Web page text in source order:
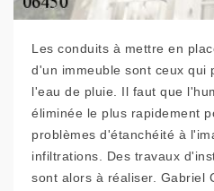
Les conduits à mettre en
d'un immeuble sont ceux qui
l'eau de pluie. Il faut que
éliminée le plus rapidement
problèmes d'étanchéité à
infiltrations. Des travaux
sont alors à réaliser. Gabriel